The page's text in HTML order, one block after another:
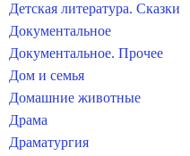
Детская литература. Сказки
Документальное
Документальное. Прочее
Дом и семья
Домашние животные
Драма
Драматургия